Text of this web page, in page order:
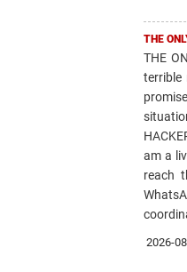
THE
THE
terrible
am a
reach
2026-